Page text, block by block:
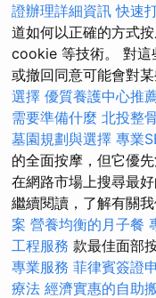
證辦理詳細資訊 快速
道如何以正確的方式
cookie 等技術。 對這
或撤回同意可能會對
選擇 優質養護中心推
需要準備什麼 北投整
墓園規劃與選擇 專業
的全面按摩，但它優
在網路市場上搜尋最
繼續閱讀，了解有關我
案 營養均衡的月子餐
工程服務 款最佳面部
專業服務 菲律賓簽證
療法 經濟實惠的自助